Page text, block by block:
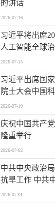
的讲话
2026-07-16
习近平将出席
人工智能全球
发表主旨讲话
2026-07-15
习近平出席国
院士大会中国
会并发表重要讲
2026-07-10
庆祝中国共产
隆重举行
2026-07-02
中共中央政治
抗旱工作 中共
议
2026-07-01